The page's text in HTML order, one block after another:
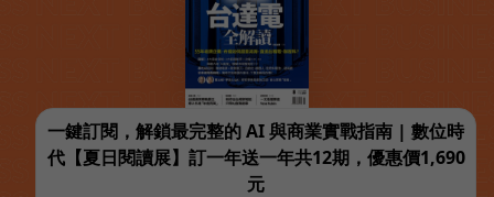
一鍵訂閱，解鎖最完整的 AI 與商業實戰指南 | 數位時
代【夏日閱讀展】訂一年送一年共12期，優惠價1,690
元